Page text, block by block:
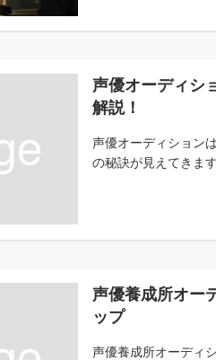
声優オーディシ
解説！
声優オーディション
の秘訣が見えてきま
声優養成所オー
ップ
声優養成所オーディ